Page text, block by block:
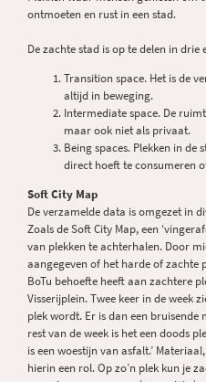
ontmoeten en rust in een stad.
De zachte stad is op te delen in drie
Transition space. Het is de
altijd in beweging.
Intermediate space. De
maar ook niet als privaat.
Being spaces. Plekken in
direct hoeft te consumeren
Soft City Map
De verzamelde data is omgezet in
Zoals de Soft City Map, een
van plekken te achterhalen. Door
aangegeven of het harde of zachte
BoTu behoefte heeft aan zachtere
Visserijplein. Twee keer in de week
plek wordt. Er is dan een
rest van de week is het een doods
is een woestijn van asfalt.’
hierin een rol. Op zo’n plek kun je